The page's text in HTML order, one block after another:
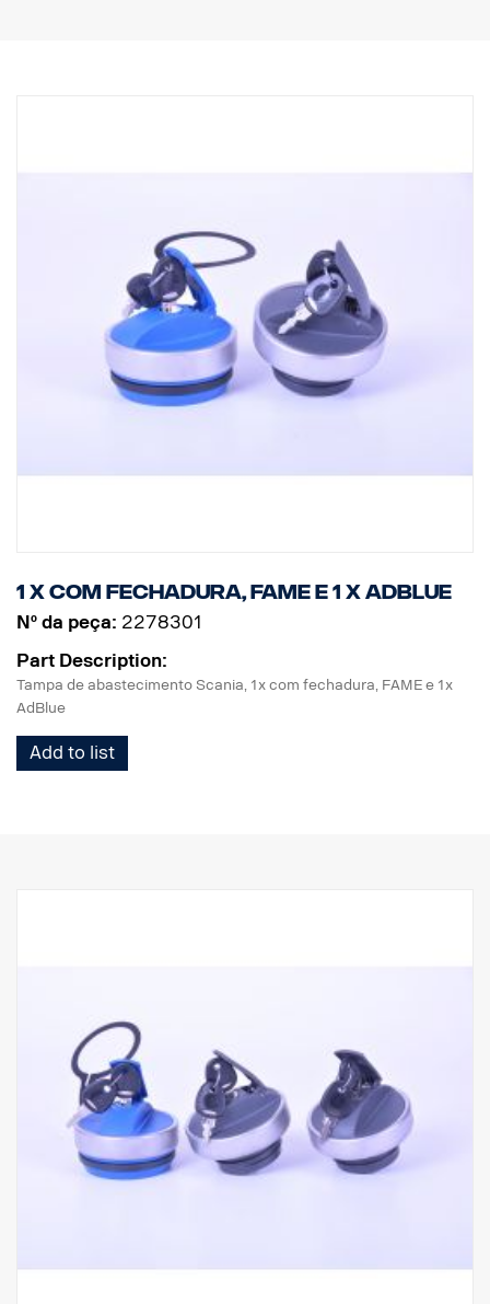
1 x Com fechadura, FAME e 1 x AdBlue
Nº da peça: 2278301
Part Description:
Tampa de abastecimento Scania, 1x com fechadura, FAME e 1x
AdBlue
Add to list